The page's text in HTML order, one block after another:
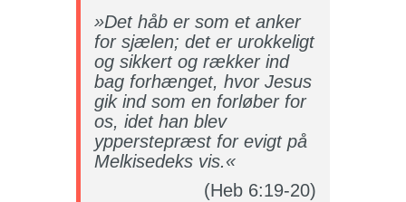
»Det håb er som et anker
for sjælen; det er urokkeligt
og sikkert og rækker ind
bag forhænget, hvor Jesus
gik ind som en forløber for
os, idet han blev
ypperstepræst for evigt på
Melkisedeks vis.«
(Heb 6:19-20)